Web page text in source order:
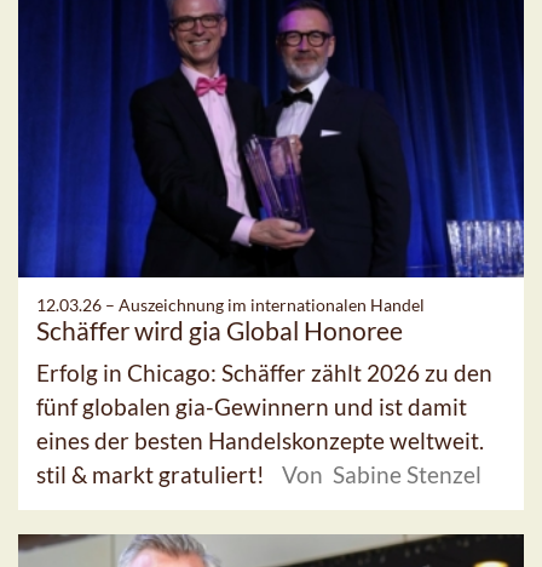
12.03.26 – Auszeichnung im internationalen Handel
Schäffer wird gia Global Honoree
Erfolg in Chicago: Schäffer zählt 2026 zu den
fünf globalen gia-Gewinnern und ist damit
eines der besten Handelskonzepte weltweit.
stil & markt gratuliert!
Von Sabine Stenzel